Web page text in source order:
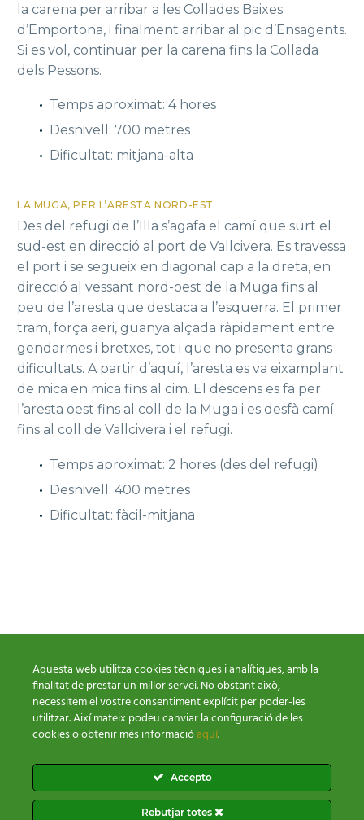
la carena per arribar a les Collades Baixes
d’Emportona, i finalment arribar al pic d’Ensagents.
Si es vol, continuar per la carena fins la Collada
dels Pessons.
Temps aproximat: 4 hores
Desnivell: 700 metres
Dificultat: mitjana-alta
LA MUGA, PER L’ARESTA NORD-EST
Des del refugi de l’Illa s’agafa el camí que surt el
sud-est en direcció al port de Vallcivera. Es travessa
el port i se segueix en diagonal cap a la dreta, en
direcció al vessant nord-oest de la Muga fins al
peu de l’aresta que destaca a l’esquerra. El primer
tram, força aeri, guanya alçada ràpidament entre
gendarmes i bretxes, tot i que no presenta grans
dificultats. A partir d’aquí, l’aresta es va eixamplant
de mica en mica fins al cim. El descens es fa per
l’aresta oest fins al coll de la Muga i es desfà camí
fins al coll de Vallcivera i el refugi.
Temps aproximat: 2 hores (des del refugi)
Desnivell: 400 metres
Dificultat: fàcil-mitjana
Condicions de venda
Política Cookies
2026 © Tots els drets reservats
Aquesta web utilitza cookies tècniques i analítiques, amb la
finalitat de prestar un millor servei. No obstant això,
necessitem el vostre consentiment explícit per poder-les
utilitzar. Així mateix podeu canviar la configuració de les
cookies o obtenir més informacióaquí.
Accepto
Rebutjar totes